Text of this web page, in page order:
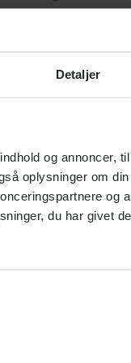
Detaljer
og annoncer,
oplysninger om
og
du har givet
og de